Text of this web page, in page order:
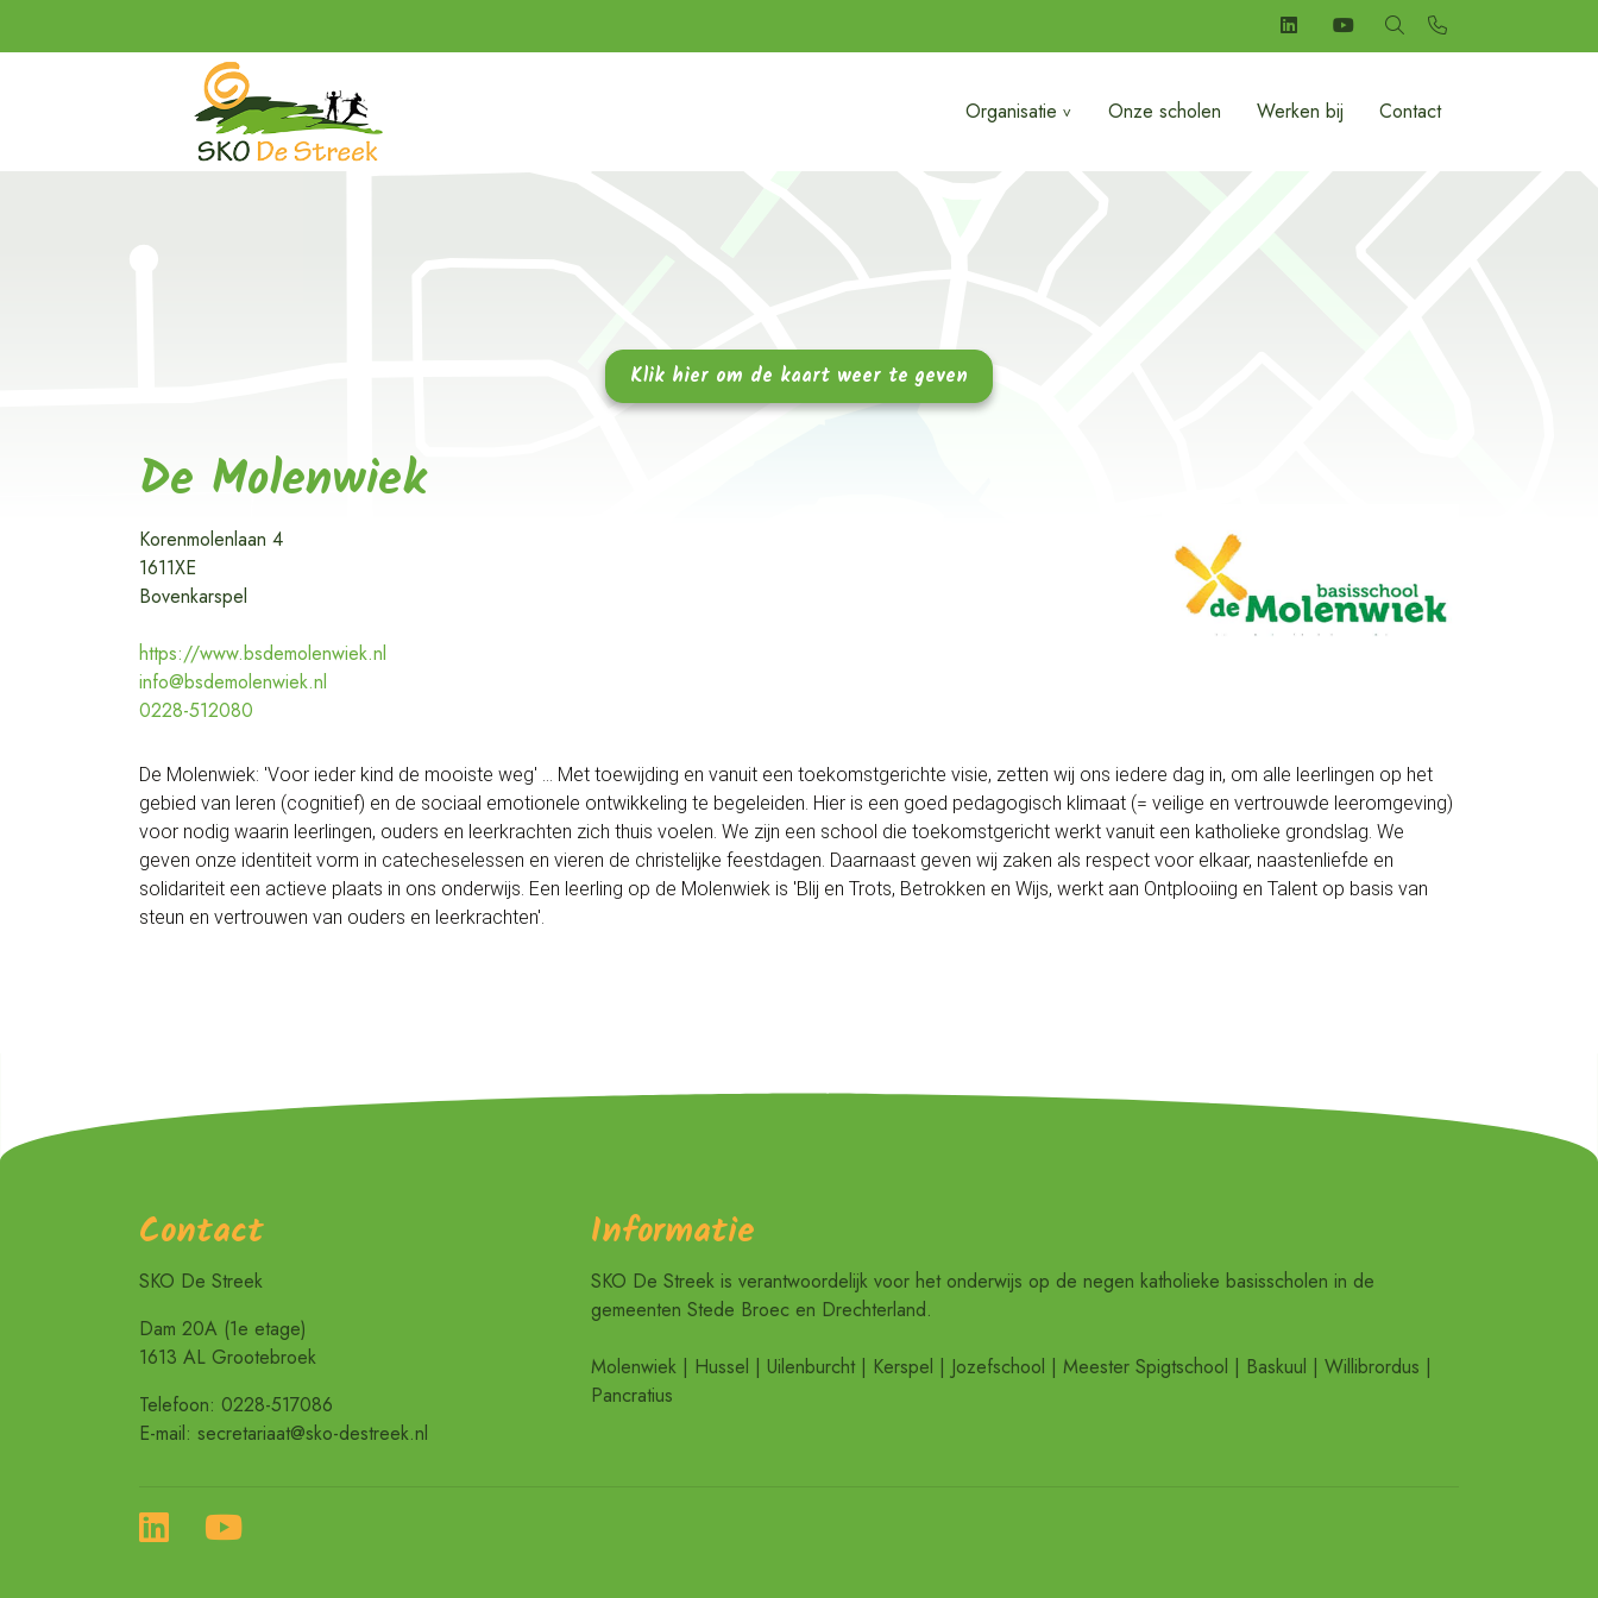
Organisatie Onze scholen Werken bij Contact
De Molenwiek
Korenmolenlaan 4
1611XE
Bovenkarspel
https://www.bsdemolenwiek.nl
info@bsdemolenwiek.nl
0228-512080
De Molenwiek: 'Voor ieder kind de mooiste weg' … Met toewijding en vanuit een toekomstgerichte visie, zetten wij ons iedere dag in, om alle leerlingen op het
gebied van leren (cognitief) en de sociaal emotionele ontwikkeling te begeleiden. Hier is een goed pedagogisch klimaat (= veilige en vertrouwde leeromgeving)
voor nodig waarin leerlingen, ouders en leerkrachten zich thuis voelen. We zijn een school die toekomstgericht werkt vanuit een katholieke grondslag. We
geven onze identiteit vorm in catecheselessen en vieren de christelijke feestdagen. Daarnaast geven wij zaken als respect voor elkaar, naastenliefde en
solidariteit een actieve plaats in ons onderwijs. Een leerling op de Molenwiek is 'Blij en Trots, Betrokken en Wijs, werkt aan Ontplooiing en Talent op basis van
steun en vertrouwen van ouders en leerkrachten'.
Contact
SKO De Streek
Dam 20A (1e etage)
1613 AL Grootebroek
Telefoon: 0228-517086
E-mail: secretariaat@sko-destreek.nl
Informatie
SKO De Streek is verantwoordelijk voor het onderwijs op de negen katholieke basisscholen in de
gemeenten Stede Broec en Drechterland.
Molenwiek | Hussel | Uilenburcht | Kerspel | Jozefschool | Meester Spigtschool | Baskuul | Willibrordus |
Pancratius